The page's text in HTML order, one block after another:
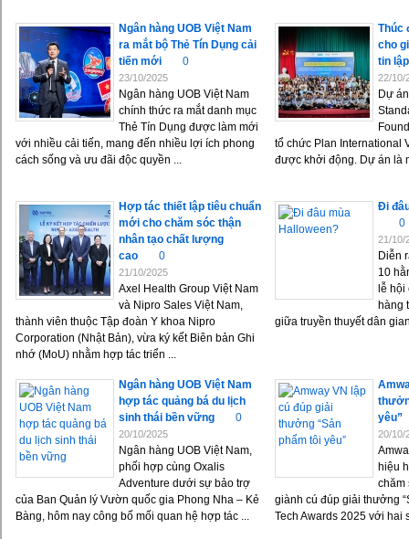
Ngân hàng UOB Việt Nam
ra mắt bộ Thẻ Tín Dụng cải
tiến mới
0
23/10/2025
Ngân hàng UOB Việt Nam
chính thức ra mắt danh mục
Thẻ Tín Dụng được làm mới
với nhiều cải tiến, mang đến nhiều lợi ích phong
cách sống và ưu đãi độc quyền ...
Thúc
cho
tin
22/10/
Dự
tổ chức Plan International
được khởi động. Dự án là
Hợp tác thiết lập tiêu chuẩn
mới cho chăm sóc thận
nhân tạo chất lượng
cao
0
21/10/2025
Axel Health Group Việt Nam
và Nipro Sales Việt Nam,
thành viên thuộc Tập đoàn Y khoa Nipro
Corporation (Nhật Bản), vừa ký kết Biên bản Ghi
nhớ (MoU) nhằm hợp tác triển ...
Đi
0
21/10/
Diễn
10
lễ
hàng
giữa truyền thuyết dân
Ngân hàng UOB Việt Nam
hợp tác quảng bá du lịch
sinh thái bền vững
0
20/10/2025
Ngân hàng UOB Việt Nam,
phối hợp cùng Oxalis
Adventure dưới sự bảo trợ
của Ban Quản lý Vườn quốc gia Phong Nha – Kẻ
Bàng, hôm nay công bố mối quan hệ hợp tác ...
yêu”
20/10/
hiệu
chăm
giành cú đúp giải thưởng
Tech Awards 2025 với hai